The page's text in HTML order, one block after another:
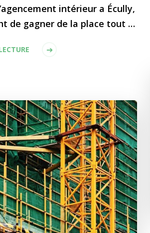
intérieur a Écully,
de gagner de la place tout …